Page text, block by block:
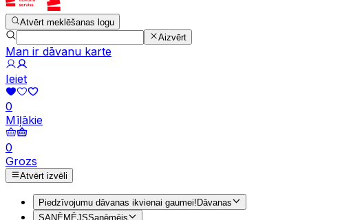
Atvērt meklēšanas logu
Aizvērt
Man ir dāvanu karte
Ieiet
0
Mīļākie
0
Grozs
Atvērt izvēli
Piedzīvojumu dāvanas ikvienai gaumei!Dāvanas
SAŅĒMĒJSSaņēmējs